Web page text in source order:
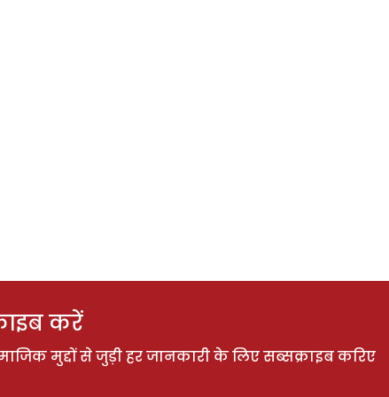
करें
मुद्दों से जुड़ी हर जानकारी के लिए सब्सक्राइब करिए